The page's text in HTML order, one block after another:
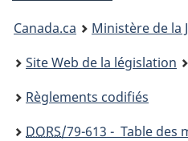
You
are
here:
Canada.ca
Ministère de la
Site Web de la législation
Règlements codifiés
DORS/79-613 - Table des